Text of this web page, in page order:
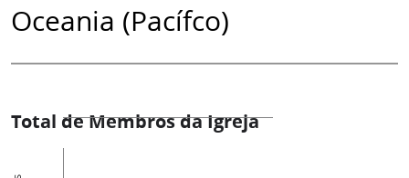
Oceania (Pacífco)
Total de Membros da Igreja